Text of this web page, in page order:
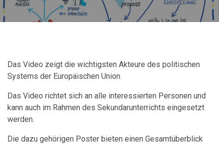
Das Video zeigt die wichtigsten Akteure des politischen
Systems der Europäischen Union.
Das Video richtet sich an alle interessierten Personen und
kann auch im Rahmen des Sekundarunterrichts eingesetzt
werden.
Die dazu gehörigen Poster bieten einen Gesamtüberblick